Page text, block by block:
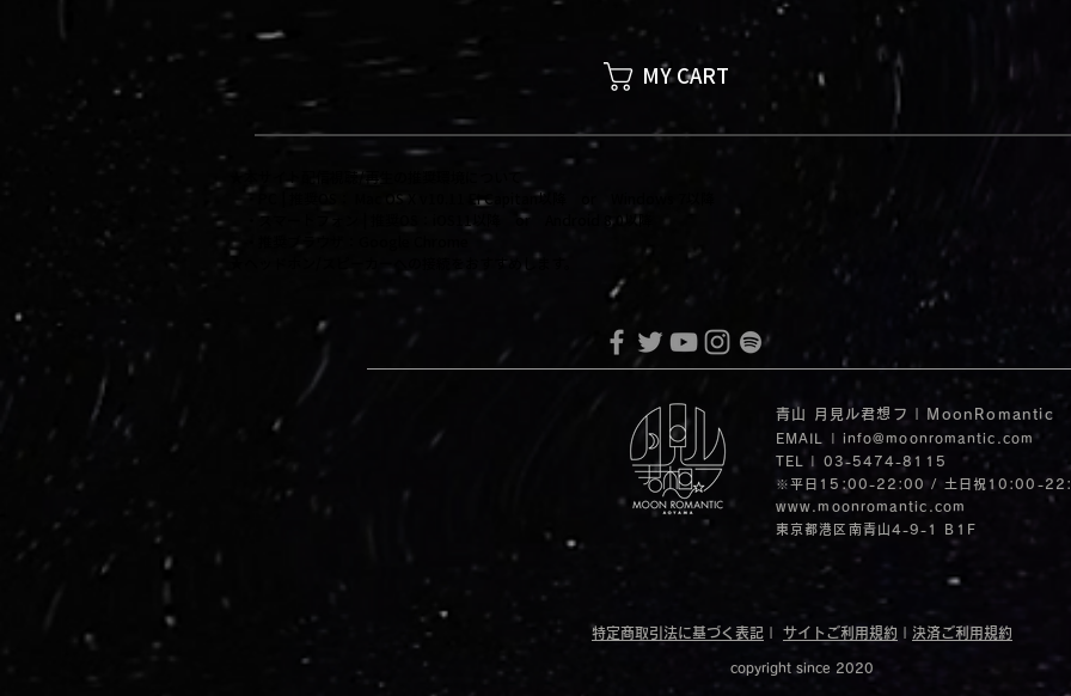
MY CART
★本サイト配信視聴/再生の推奨環境について
・PC | 推奨OS： Mac OS X v10.11 EI Capitan以降 or Windows 7以降
・スマートフォン | 推奨OS：iOS11以降 or Android 8.0以降
・推奨ブラウザ：Google Chrome
​★ヘッドホン/スピーカーへの接続をおすすめします。
青山 月見ル君想フ | MoonRomantic
EMAIL |
info@moonromantic.com
TEL | 03-5474-8115
※平日15:00-22:00 / 土日祝10:00-
www.moonromantic.com
​東京都港区南青山4-9-1 B1F
特定商取引法に基づく表記 サイトご利用規約 決済ご利用規約
copyright since 2020